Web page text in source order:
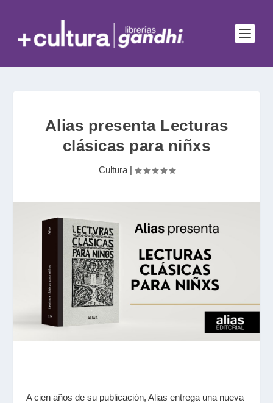
Alias presenta Lecturas
clásicas para niñxs
Cultura|
A cien años de su publicación, Alias entrega una nueva